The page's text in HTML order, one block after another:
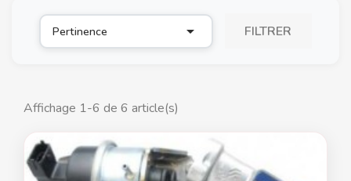
Pertinence  FILTRER
Affichage 1-6 de 6 article(s)